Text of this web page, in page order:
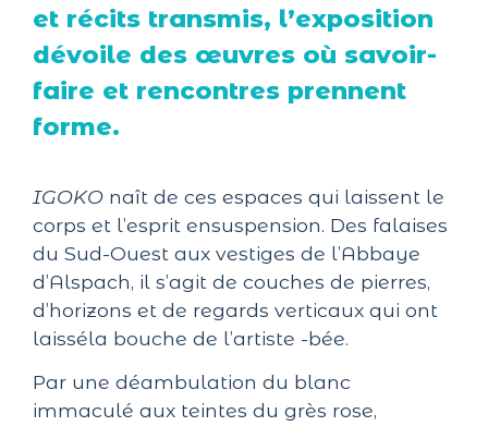
et récits transmis, l’exposition
dévoile des œuvres où savoir-
faire et rencontres prennent
forme.
IGOKO naît de ces espaces qui laissent le
corps et l’esprit ensuspension. Des falaises
du Sud-Ouest aux vestiges de l’Abbaye
d’Alspach, il s’agit de couches de pierres,
d’horizons et de regards verticaux qui ont
laisséla bouche de l’artiste -bée.
Par une déambulation du blanc
immaculé aux teintes du grès rose,